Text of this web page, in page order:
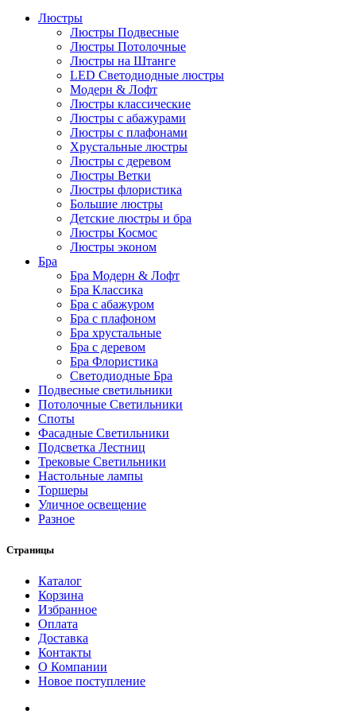
Люстры
Люстры Подвесные
Люстры Потолочные
Люстры на Штанге
LED Светодиодные люстры
Модерн & Лофт
Люстры классические
Люстры с абажурами
Люстры с плафонами
Хрустальные люстры
Люстры с деревом
Люстры Ветки
Люстры флористика
Большие люстры
Детские люстры и бра
Люстры Космос
Люстры эконом
Бра
Бра Модерн & Лофт
Бра Классика
Бра с абажуром
Бра с плафоном
Бра хрустальные
Бра с деревом
Бра Флористика
Светодиодные Бра
Подвесные светильники
Потолочные Светильники
Споты
Фасадные Светильники
Подсветка Лестниц
Трековые Светильники
Настольные лампы
Торшеры
Уличное освещение
Разное
Страницы
Каталог
Корзина
Избранное
Оплата
Доставка
Контакты
О Компании
Новое поступление